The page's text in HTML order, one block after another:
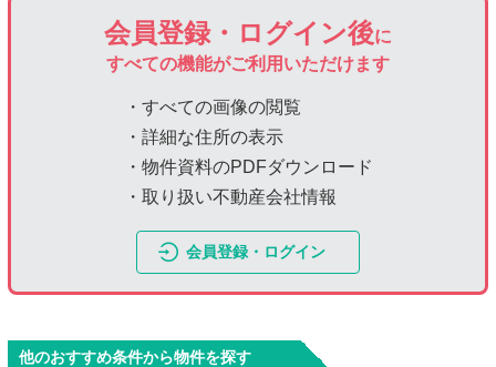
会員登録・ログイン後に
すべての機能がご利用いただけます
・すべての画像の閲覧
・詳細な住所の表示
・物件資料のPDFダウンロード
・取り扱い不動産会社情報
会員登録・ログイン
他のおすすめ条件から物件を探す